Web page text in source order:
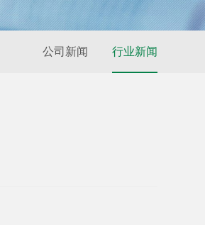
公司新闻 行业新闻